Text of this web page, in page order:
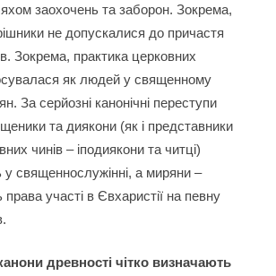
заохочень та заборон. Зокрема,
не допускалися до причастя
Зокрема, практика церковних
як людей у священному
За серйозні канонічні переступи
та диякони (як і представники
чинів – іподиякони та читці)
у священнослужінні, а миряни –
участі в Євхаристії на певну
древності чітко визначають